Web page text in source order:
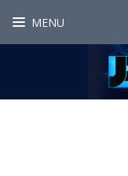
MENU